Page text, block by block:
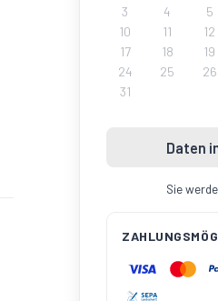
3
4 5
10
11 12
17
18 19
24
25 26
31
Daten
Sie